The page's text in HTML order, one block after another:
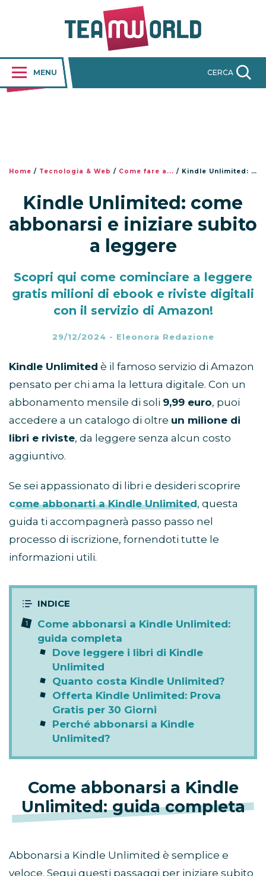
MENU CERCA
Home / Tecnologia & Web / Come fare a... / Kindle Unlimited: come abbonarsi e iniziare subito a leggere
Kindle Unlimited: come
abbonarsi e iniziare subito
a leggere
Scopri qui come cominciare a leggere
gratis milioni di ebook e riviste digitali
con il servizio di Amazon!
29/12/2024 - Eleonora Redazione
Kindle Unlimited è il famoso servizio di Amazon
pensato per chi ama la lettura digitale. Con un
abbonamento mensile di soli 9,99 euro, puoi
accedere a un catalogo di oltre un milione di
libri e riviste, da leggere senza alcun costo
aggiuntivo.
Se sei appassionato di libri e desideri scoprire
come abbonarti a Kindle Unlimited, questa
guida ti accompagnerà passo passo nel
processo di iscrizione, fornendoti tutte le
informazioni utili.
Come abbonarsi a Kindle Unlimited:
guida completa
Dove leggere i libri di Kindle
Unlimited
Quanto costa Kindle Unlimited?
Offerta Kindle Unlimited: Prova
Gratis per 30 Giorni
Perché abbonarsi a Kindle
Unlimited?
Come abbonarsi a Kindle
Unlimited: guida completa
Abbonarsi a Kindle Unlimited è semplice e
veloce. Segui questi passaggi per iniziare subito